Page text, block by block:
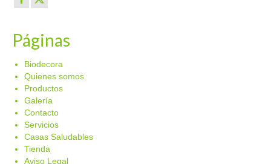
Páginas
Biodecora
Quienes somos
Productos
Galería
Contacto
Servicios
Casas Saludables
Tienda
Aviso Legal